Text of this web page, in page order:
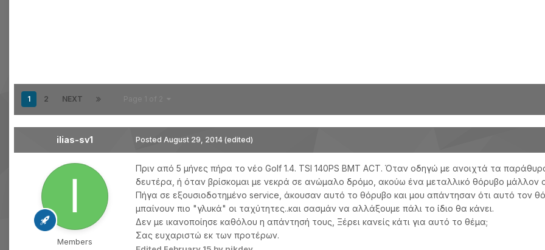
1 2 NEXT
ilias-sv1
Members
Posted August 29, 2014 (edited)
Πριν από 5 μήνες πήρα το νέο Golf 1.4. TSI 140PS BMT ACT. Όταν οδηγώ με ανοιχτά τα
δευτέρα, ή όταν βρίσκομαι με νεκρά σε ανώμαλο δρόμο, ακούω ένα μεταλλικό θόρυβο μάλλον
Πήγα σε εξουσιοδοτημένο service, άκουσαν αυτό το θόρυβο και μου απάντησαν ότι αυτό τον
μπαίνουν πιο "γλυκά" οι ταχύτητες..και σασμάν να αλλάξουμε πάλι το ίδιο θα κάνει.
Δεν με ικανοποίησε καθόλου η απάντησή τους, Ξέρει κανείς κάτι για αυτό το θέμα;
Σας ευχαριστώ εκ των προτέρων.